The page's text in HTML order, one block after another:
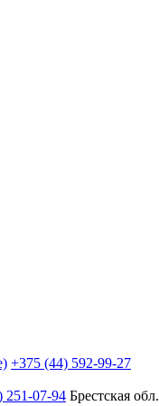
+375 (44) 592-99-27
251-07-94 Брестская обл.